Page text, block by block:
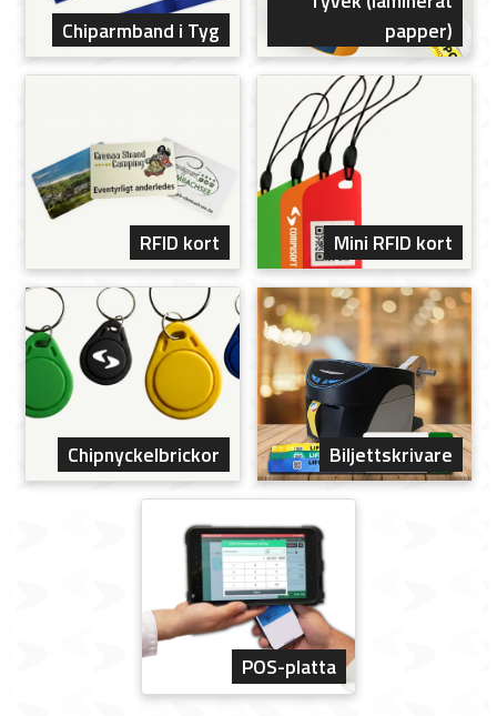
Chiparmband i Tyg
papper)
RFID kort Mini RFID kort
Chipnyckelbrickor Biljettskrivare
POS-platta